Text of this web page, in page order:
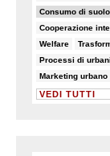
Consumo di suolo
21/90
7/90
14/90
Cooperazione
7/90
15/90
90/90
Welfare
5/90
8/90
69/90
Processi di
8/90
22/90
8/90
Marketing urbano
5/90
VEDI TUTTI